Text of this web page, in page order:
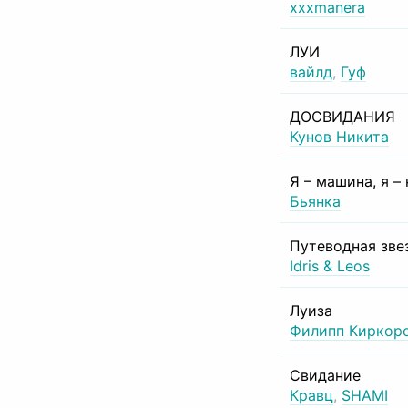
xxxmanera
ЛУИ
вайлд, Гуф
ДОСВИДАНИЯ
Кунов Никита
Я – машина, я –
Бьянка
Путеводная
Idris & Leos
Луиза
Филипп
Свидание
Кравц, SHAMI